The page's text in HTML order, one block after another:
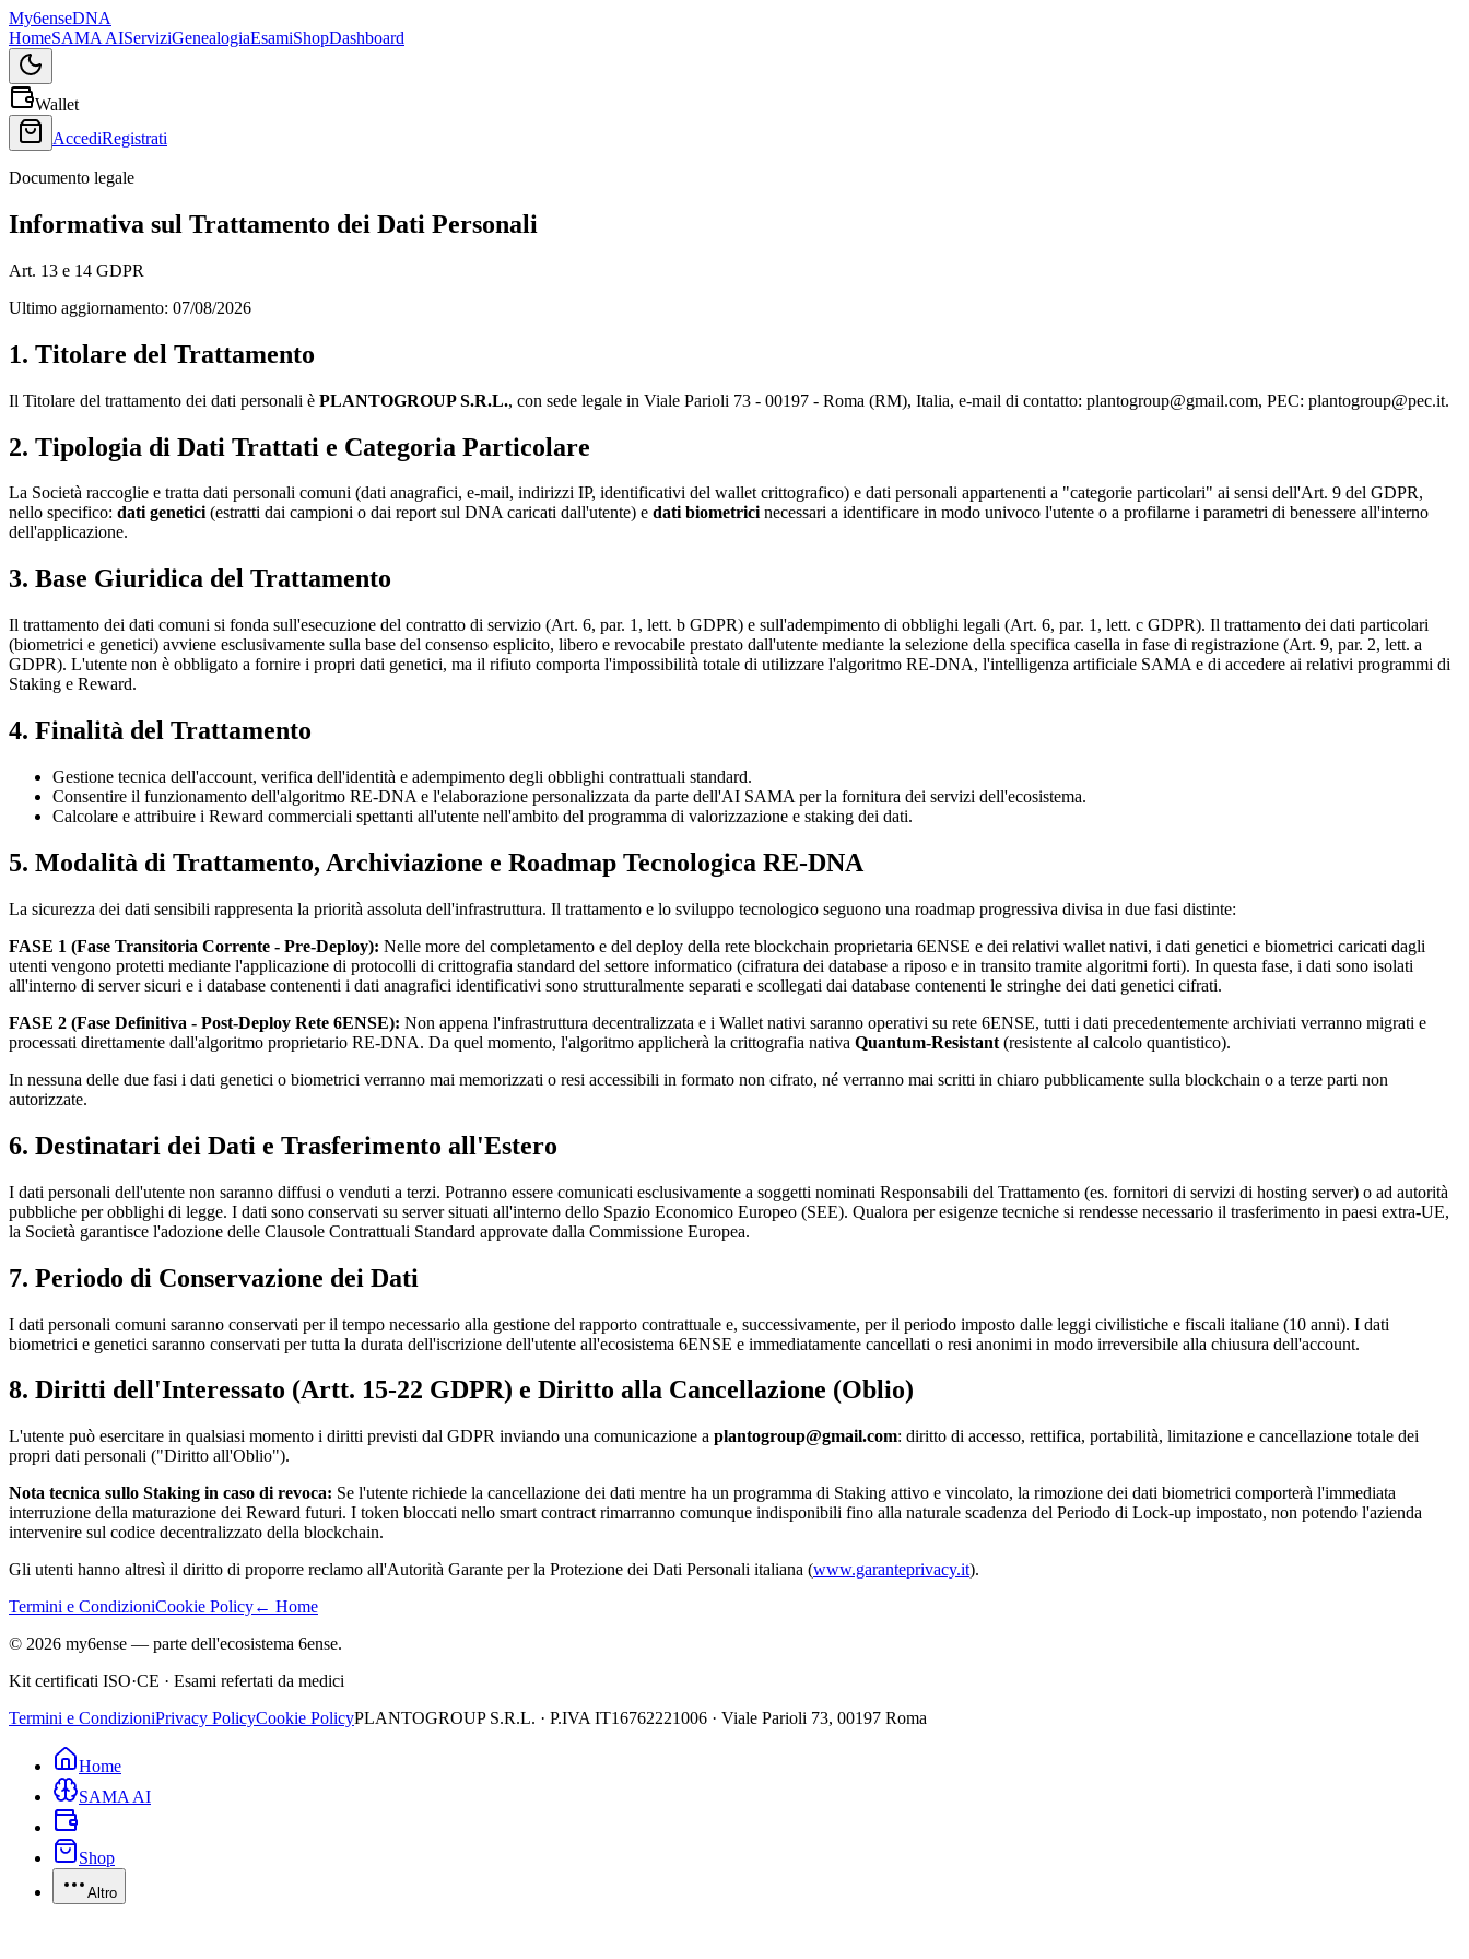
My6enseDNA
HomeSAMA AIServiziGenealogiaEsamiShopDashboard
Wallet
AccediRegistrati
Documento legale
Informativa sul Trattamento dei Dati Personali
Art. 13 e 14 GDPR
Ultimo aggiornamento: 07/08/2026
1. Titolare del Trattamento
Il Titolare del trattamento dei dati personali è PLANTOGROUP S.R.L., con sede legale in Viale Parioli 73 - 00197 - Roma (RM), Italia, e-mail di contatto: plantogroup@gmail.com, PEC: plantogroup@pec.it.
2. Tipologia di Dati Trattati e Categoria Particolare
La Società raccoglie e tratta dati personali comuni (dati anagrafici, e-mail, indirizzi IP, identificativi del wallet crittografico) e dati personali appartenenti a "categorie particolari" ai sensi dell'Art. 9 del GDPR,
nello specifico: dati genetici(estratti dai campioni o dai report sul DNA caricati dall'utente) e dati biometricinecessari a identificare in modo univoco l'utente o a profilarne i parametri di benessere all'interno
dell'applicazione.
3. Base Giuridica del Trattamento
Il trattamento dei dati comuni si fonda sull'esecuzione del contratto di servizio (Art. 6, par. 1, lett. b GDPR) e sull'adempimento di obblighi legali (Art. 6, par. 1, lett. c GDPR). Il trattamento dei dati particolari
(biometrici e genetici) avviene esclusivamente sulla base del consenso esplicito, libero e revocabile prestato dall'utente mediante la selezione della specifica casella in fase di registrazione (Art. 9, par. 2, lett. a
GDPR). L'utente non è obbligato a fornire i propri dati genetici, ma il rifiuto comporta l'impossibilità totale di utilizzare l'algoritmo RE-DNA, l'intelligenza artificiale SAMA e di accedere ai relativi programmi di
Staking e Reward.
4. Finalità del Trattamento
Gestione tecnica dell'account, verifica dell'identità e adempimento degli obblighi contrattuali standard.
Consentire il funzionamento dell'algoritmo RE-DNA e l'elaborazione personalizzata da parte dell'AI SAMA per la fornitura dei servizi dell'ecosistema.
Calcolare e attribuire i Reward commerciali spettanti all'utente nell'ambito del programma di valorizzazione e staking dei dati.
5. Modalità di Trattamento, Archiviazione e Roadmap Tecnologica RE-DNA
La sicurezza dei dati sensibili rappresenta la priorità assoluta dell'infrastruttura. Il trattamento e lo sviluppo tecnologico seguono una roadmap progressiva divisa in due fasi distinte:
FASE 1 (Fase Transitoria Corrente - Pre-Deploy): Nelle more del completamento e del deploy della rete blockchain proprietaria 6ENSE e dei relativi wallet nativi, i dati genetici e biometrici caricati dagli
utenti vengono protetti mediante l'applicazione di protocolli di crittografia standard del settore informatico (cifratura dei database a riposo e in transito tramite algoritmi forti). In questa fase, i dati sono isolati
all'interno di server sicuri e i database contenenti i dati anagrafici identificativi sono strutturalmente separati e scollegati dai database contenenti le stringhe dei dati genetici cifrati.
FASE 2 (Fase Definitiva - Post-Deploy Rete 6ENSE): Non appena l'infrastruttura decentralizzata e i Wallet nativi saranno operativi su rete 6ENSE, tutti i dati precedentemente archiviati verranno migrati e
processati direttamente dall'algoritmo proprietario RE-DNA. Da quel momento, l'algoritmo applicherà la crittografia nativa Quantum-Resistant (resistente al calcolo quantistico).
In nessuna delle due fasi i dati genetici o biometrici verranno mai memorizzati o resi accessibili in formato non cifrato, né verranno mai scritti in chiaro pubblicamente sulla blockchain o a terze parti non
autorizzate.
6. Destinatari dei Dati e Trasferimento all'Estero
I dati personali dell'utente non saranno diffusi o venduti a terzi. Potranno essere comunicati esclusivamente a soggetti nominati Responsabili del Trattamento (es. fornitori di servizi di hosting server) o ad autorità
pubbliche per obblighi di legge. I dati sono conservati su server situati all'interno dello Spazio Economico Europeo (SEE). Qualora per esigenze tecniche si rendesse necessario il trasferimento in paesi extra-UE,
la Società garantisce l'adozione delle Clausole Contrattuali Standard approvate dalla Commissione Europea.
7. Periodo di Conservazione dei Dati
I dati personali comuni saranno conservati per il tempo necessario alla gestione del rapporto contrattuale e, successivamente, per il periodo imposto dalle leggi civilistiche e fiscali italiane (10 anni). I dati
biometrici e genetici saranno conservati per tutta la durata dell'iscrizione dell'utente all'ecosistema 6ENSE e immediatamente cancellati o resi anonimi in modo irreversibile alla chiusura dell'account.
8. Diritti dell'Interessato (Artt. 15-22 GDPR) e Diritto alla Cancellazione (Oblio)
L'utente può esercitare in qualsiasi momento i diritti previsti dal GDPR inviando una comunicazione a plantogroup@gmail.com: diritto di accesso, rettifica, portabilità, limitazione e cancellazione totale dei
propri dati personali ("Diritto all'Oblio").
Nota tecnica sullo Staking in caso di revoca: Se l'utente richiede la cancellazione dei dati mentre ha un programma di Staking attivo e vincolato, la rimozione dei dati biometrici comporterà l'immediata
interruzione della maturazione dei Reward futuri. I token bloccati nello smart contract rimarranno comunque indisponibili fino alla naturale scadenza del Periodo di Lock-up impostato, non potendo l'azienda
intervenire sul codice decentralizzato della blockchain.
Gli utenti hanno altresì il diritto di proporre reclamo all'Autorità Garante per la Protezione dei Dati Personali italiana (www.garanteprivacy.it).
Termini e CondizioniCookie Policy← Home
© 2026 my6ense — parte dell'ecosistema 6ense.
Kit certificati ISO·CE · Esami refertati da medici
Termini e CondizioniPrivacy PolicyCookie PolicyPLANTOGROUP S.R.L. · P.IVA IT16762221006 · Viale Parioli 73, 00197 Roma
Home
SAMA AI
Shop
Altro